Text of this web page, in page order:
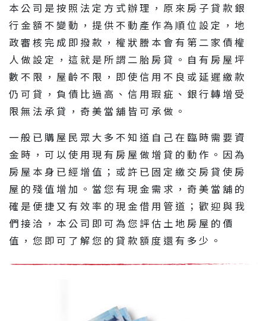
本公司是按照法定方式辦理，原來房子貸款銀
行金額不變動，提供不動產作為順位設定，地
政審核完成即撥款，權狀謄本會有第二家債權
人做設定，這就是所謂二胎房貸。自有房屋坪
數不限，屋齡不限，即使信用不良或延遲繳款
仍可貸，負債比過高、信用瑕疵、銀行轉增受
限無法承貸，奇美當舖皆可承做。
一般已購屋民眾大多不知道自己在臨時需要資
金時，可以使用現有房屋做增貸的動作。因為
房屋本身已經增值；或許已固定繳交房貸使房
屋的殘值增加。當您有現金需求，奇美當舖的
確是便捷又有效率的現金借用管道；歡迎與我
們接洽，本公司即可為您評估土地房屋的價
值，您即可了解您的貸款額度還有多少。